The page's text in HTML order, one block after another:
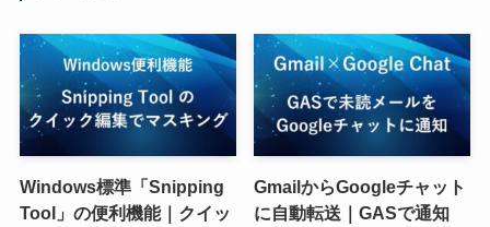
Windows標準「Snipping
Tool」の便利機能｜クイッ
GmailからGoogleチャット
に自動転送｜GASで通知